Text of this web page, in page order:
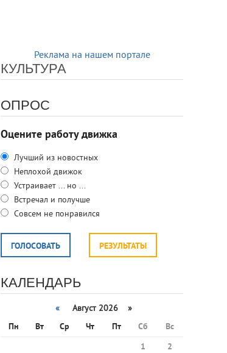
Реклама на нашем портале
КУЛЬТУРА
ОПРОС
Оцените работу движка
Лучший из новостных
Неплохой движок
Устраивает ... но ...
Встречал и получше
Совсем не понравился
ГОЛОСОВАТЬ РЕЗУЛЬТАТЫ
КАЛЕНДАРЬ
«
Август 2026 »
Пн
Вт Ср Чт Пт Сб
Вс
1
2